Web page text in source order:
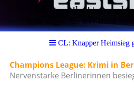
Ihr
Bitte fügen Sie hier Ihren
CL: Knapper Heimsieg
Champions League: Krimi in
Nervenstarke Berlinerinnen